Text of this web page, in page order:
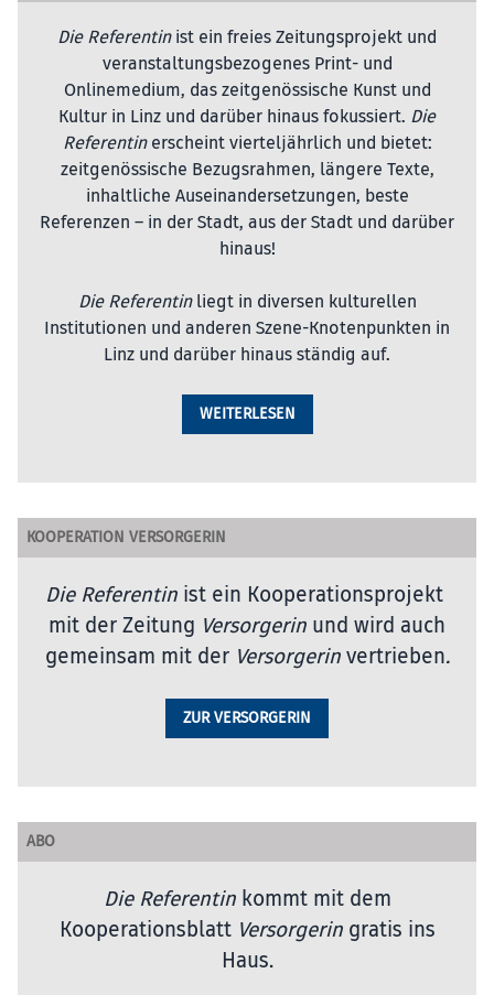
Die Referentinist ein freies Zeitungsprojekt und
veranstaltungsbezogenes Print- und
Onlinemedium, das zeitgenössische Kunst und
Kultur in Linz und darüber hinaus fokussiert. Die
Referentinerscheint vierteljährlich und bietet:
zeitgenössische Bezugsrahmen, längere Texte,
inhaltliche Auseinandersetzungen, beste
Referenzen – in der Stadt, aus der Stadt und darüber
hinaus!
Die Referentinliegt in diversen kulturellen
Institutionen und anderen Szene-Knotenpunkten in
Linz und darüber hinaus ständig auf.
WEITERLESEN
KOOPERATION VERSORGERIN
Die Referentin ist ein Kooperationsprojekt
mit der Zeitung Versorgerin und wird auch
gemeinsam mit der Versorgerinvertrieben.
ZUR VERSORGERIN
ABO
Die Referentinkommt mit dem
Kooperationsblatt Versorgeringratis ins
Haus.